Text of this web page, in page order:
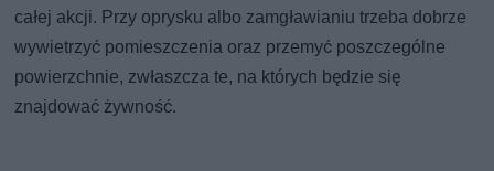
całej akcji. Przy oprysku albo zamgławianiu trzeba dobrze
wywietrzyć pomieszczenia oraz przemyć poszczególne
powierzchnie, zwłaszcza te, na których będzie się
znajdować żywność.